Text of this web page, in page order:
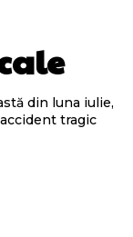
din luna iulie,
tragic